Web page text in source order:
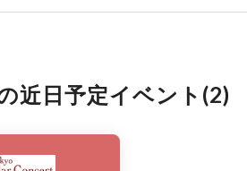
近日予定イベント(2)